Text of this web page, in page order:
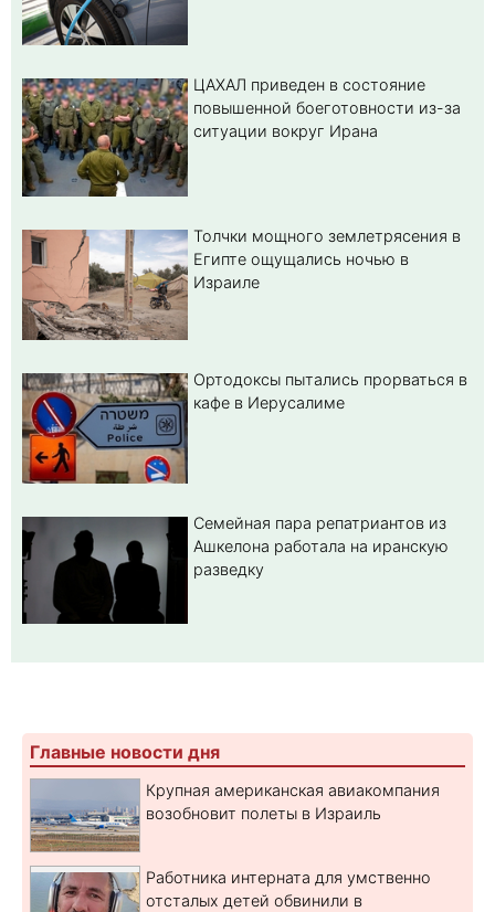
ЦАХАЛ приведен в состояние
повышенной боеготовности из-за
ситуации вокруг Ирана
Толчки мощного землетрясения в
Египте ощущались ночью в
Израиле
Ортодоксы пытались прорваться в
кафе в Иерусалиме
Семейная пара репатриантов из
Ашкелона работала на иранскую
разведку
Главные новости дня
Крупная американская авиакомпания
возобновит полеты в Израиль
Работника интерната для умственно
отсталых детей обвинили в